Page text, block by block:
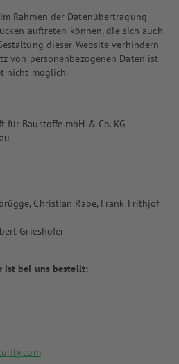
Rahmen der Datenübertragung
auftreten können, die sich auch
dieser Website verhindern
von personenbezogenen Daten ist
nicht möglich.
für Baustoffe mbH & Co. KG
Christian Rabe, Frank Frithjof
Grieshofer
ist bei uns bestellt: